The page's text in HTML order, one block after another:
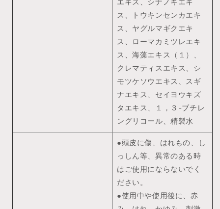
エキス、シナノキエキ
ス、トウキンセンカエキ
ス、ヤグルマギクエキ
ス、ローマカミツレエキ
ス、海藻エキス（１）、
クレマティスエキス、シ
モツケソウエキス、スギ
ナエキス、セイヨウキズ
タエキス、１，３-ブチレ
ングリコール、精製水
●頭皮に傷、はれもの、し
っしん等、異常のある時
はご使用にならないでく
ださい。
●使用中や使用後に、赤